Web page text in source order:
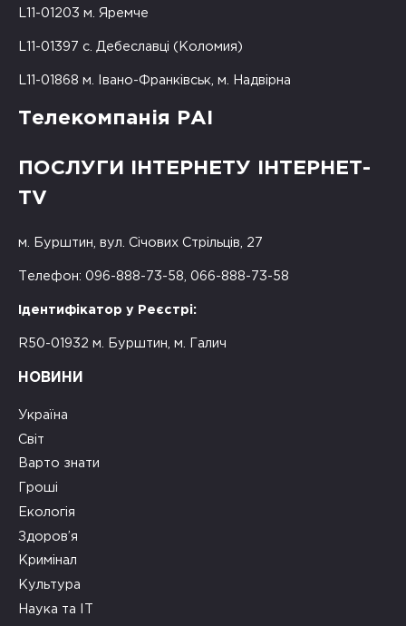
L11-01203 м. Яремче
L11-01397 с. Дебеславці (Коломия)
L11-01868 м. Івано-Франківськ, м. Надвірна
Телекомпанія РАІ
ПОСЛУГИ ІНТЕРНЕТУ ІНТЕРНЕТ-
TV
м. Бурштин, вул. Січових Стрільців, 27
Телефон: 096-888-73-58, 066-888-73-58
Ідентифікатор у Реєстрі:
R50-01932 м. Бурштин, м. Галич
НОВИНИ
Україна
Світ
Варто знати
Гроші
Екологія
Здоров’я
Кримінал
Культура
Наука та ІТ